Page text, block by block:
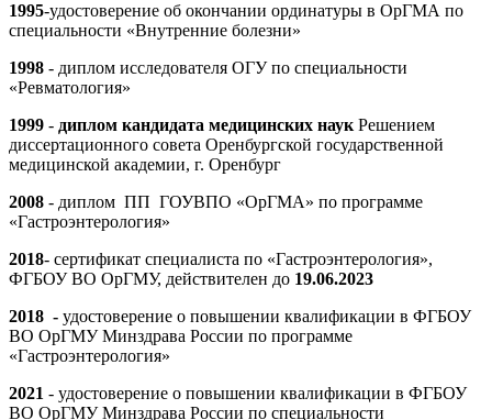
1995-удостоверение об окончании ординатуры в ОрГМА по
специальности «Внутренние болезни»
1998 - диплом исследователя ОГУ по специальности
«Ревматология»
1999 - диплом кандидата медицинских наук Решением
диссертационного совета Оренбургской государственной
медицинской академии, г. Оренбург
2008 - диплом ПП ГОУВПО «ОрГМА» по программе
«Гастроэнтерология»
2018- сертификат специалиста по «Гастроэнтерология»,
ФГБОУ ВО ОрГМУ, действителен до 19.06.2023
2018 - удостоверение о повышении квалификации в ФГБОУ
ВО ОрГМУ Минздрава России по программе
«Гастроэнтерология»
2021 - удостоверение о повышении квалификации в ФГБОУ
ВО ОрГМУ Минздрава России по специальности